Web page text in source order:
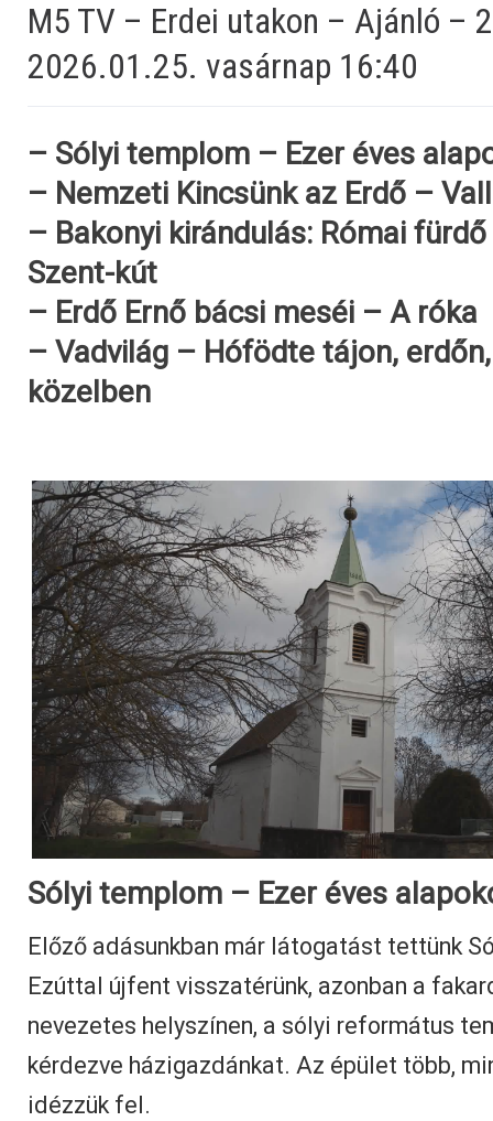
M5 TV – Erdei utakon – Ajánló –
2026.01.25. vasárnap 16:40
– Sólyi templom – Ezer éves
– Nemzeti Kincsünk az Erdő –
– Bakonyi kirándulás: Római
Szent-kút
– Erdő Ernő bácsi meséi – A róka
– Vadvilág – Hófödte tájon,
közelben
Sólyi templom – Ezer éves
Előző adásunkban már látogatást tettünk
Ezúttal újfent visszatérünk, azonban a
nevezetes helyszínen, a sólyi református
kérdezve házigazdánkat. Az épület több,
idézzük fel.